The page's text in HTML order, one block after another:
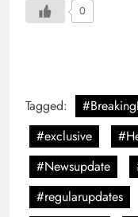
0
Tagged:
#exclusive
#Newsupdate
#regularupdates